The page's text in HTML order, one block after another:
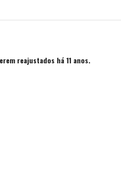
reajustados há 11 anos.